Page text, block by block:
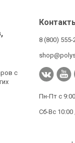
с
8 (800) 555-
Пн-Пт с
Сб-Вс 10:00